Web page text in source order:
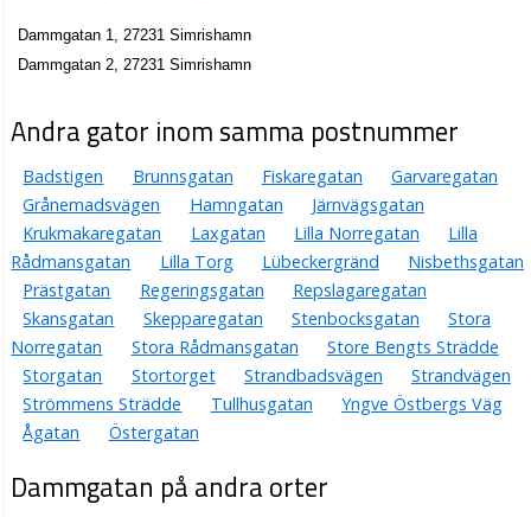
Dammgatan 1, 27231 Simrishamn
Dammgatan 2, 27231 Simrishamn
Andra gator inom samma postnummer
Badstigen Brunnsgatan Fiskaregatan
Garvaregatan
Grånemadsvägen
Hamngatan
Järnvägsgatan
Krukmakaregatan
Laxgatan Lilla Norregatan
Lilla
Rådmansgatan
Lilla Torg Lübeckergränd
Nisbethsgatan
Prästgatan
Regeringsgatan
Repslagaregatan
Skansgatan
Skepparegatan Stenbocksgatan
Stora
Norregatan
Stora Rådmansgatan
Store Bengts Strädde
Storgatan
Stortorget Strandbadsvägen
Strandvägen
Strömmens Strädde
Tullhusgatan
Yngve Östbergs Väg
Ågatan
Östergatan
Dammgatan på andra orter